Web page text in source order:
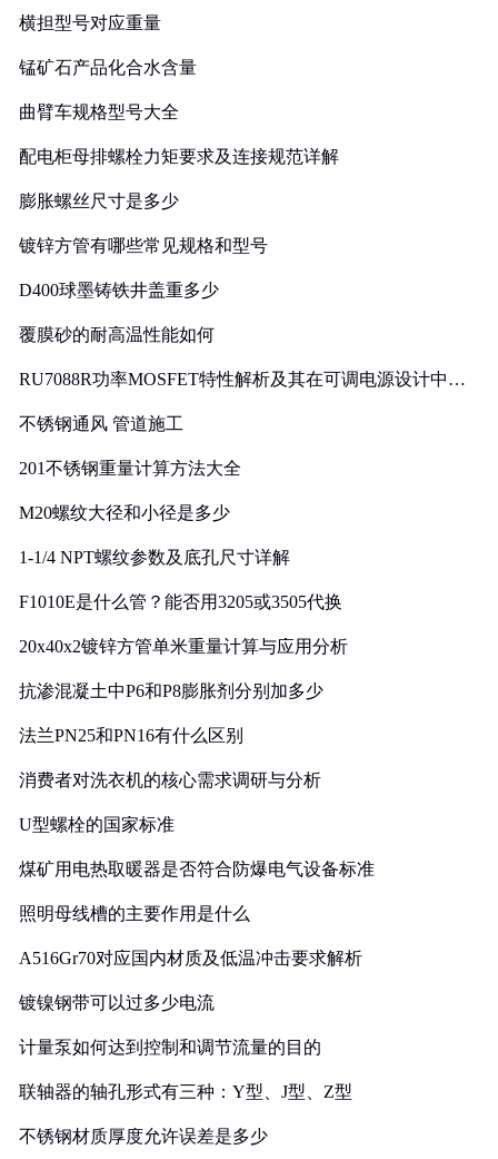
横担型号对应重量
锰矿石产品化合水含量
曲臂车规格型号大全
配电柜母排螺栓力矩要求及连接规范详解
膨胀螺丝尺寸是多少
镀锌方管有哪些常见规格和型号
D400球墨铸铁井盖重多少
覆膜砂的耐高温性能如何
RU7088R功率MOSFET特性解析及其在可调电源设计中的
不锈钢通风 管道施工
201不锈钢重量计算方法大全
M20螺纹大径和小径是多少
1-1/4 NPT螺纹参数及底孔尺寸详解
F1010E是什么管？能否用3205或3505代换
20x40x2镀锌方管单米重量计算与应用分析
抗渗混凝土中P6和P8膨胀剂分别加多少
法兰PN25和PN16有什么区别
消费者对洗衣机的核心需求调研与分析
U型螺栓的国家标准
煤矿用电热取暖器是否符合防爆电气设备标准
照明母线槽的主要作用是什么
A516Gr70对应国内材质及低温冲击要求解析
镀镍钢带可以过多少电流
计量泵如何达到控制和调节流量的目的
联轴器的轴孔形式有三种：Y型、J型、Z型
不锈钢材质厚度允许误差是多少